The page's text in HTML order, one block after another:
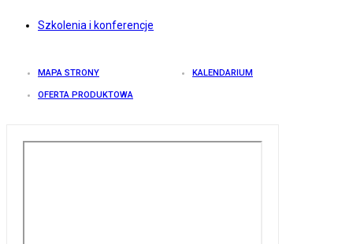
Szkolenia i konferencje
MAPA STRONY KALENDARIUM
OFERTA PRODUKTOWA